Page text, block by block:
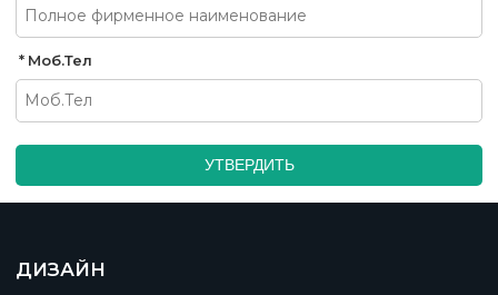
Моб.Тел
УТВЕРДИТЬ
ДИЗАЙН